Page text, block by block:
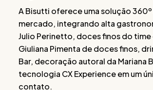
A Bisutti oferece uma solução 360º
mercado, integrando alta
Julio Perinetto, doces finos do
Giuliana Pimenta de doces finos,
Bar, decoração autoral da Mariana
tecnologia CX Experience em um
contato.